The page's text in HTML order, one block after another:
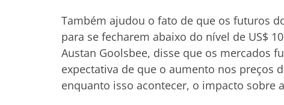
Também ajudou o fato de que os futuros
para se fecharem abaixo do nível de US$
Austan Goolsbee, disse que os mercados
expectativa de que o aumento nos preços
enquanto isso acontecer, o impacto sobre